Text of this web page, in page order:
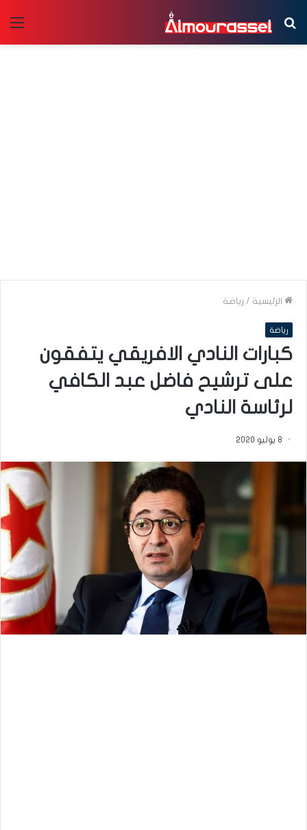
بحث
عن
الرئيسية / رياضة
رياضة
كبارات النادي الافريقي يتفقون
على ترشيح فاضل عبد الكافي
لرئاسة النادي
8 يوليو 2020